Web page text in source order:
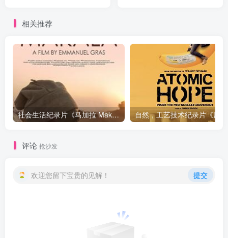
相关推荐
社会生活纪录片《马加拉 Makala》下载
评论 抢沙发
欢迎您留下宝贵的见解！ 提交